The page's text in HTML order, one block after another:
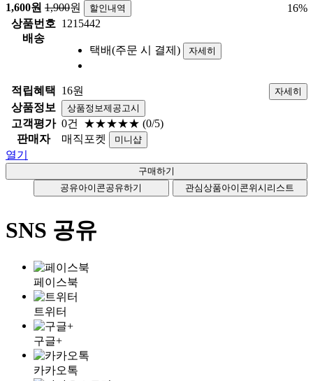
1,600원 1,900원 할인내역 16%
상품번호 1215442
배송
택배(주문 시 결제)
자세히
적립혜택 16원 자세히
상품정보 상품정보제공고시
고객평가 0건 ★★★★★ (0/5)
판매자
매직포켓 미니샵
열기
공유아이콘공유하기 관심상품아이콘위시리스트
SNS 공유
페이스북
트위터
구글+
카카오톡